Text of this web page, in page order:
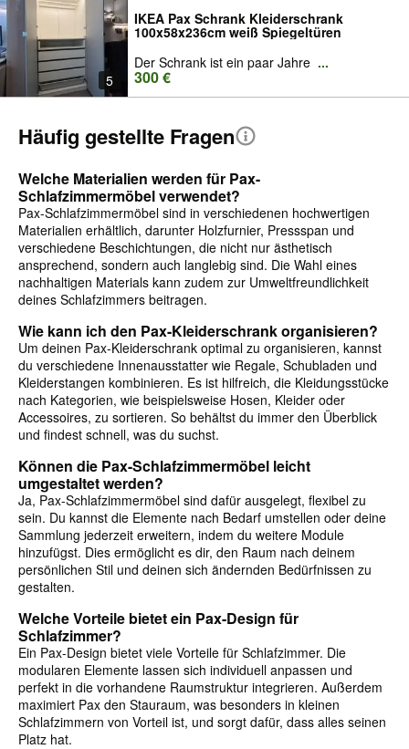
5
IKEA Pax Schrank Kleiderschrank
100x58x236cm weiß Spiegeltüren
Der Schrank ist ein paar Jahre ...
300 €
Häufig gestellte Fragen
Welche Materialien werden für Pax-
Schlafzimmermöbel verwendet?
Pax-Schlafzimmermöbel sind in verschiedenen hochwertigen
Materialien erhältlich, darunter Holzfurnier, Pressspan und
verschiedene Beschichtungen, die nicht nur ästhetisch
ansprechend, sondern auch langlebig sind. Die Wahl eines
nachhaltigen Materials kann zudem zur Umweltfreundlichkeit
deines Schlafzimmers beitragen.
Wie kann ich den Pax-Kleiderschrank organisieren?
Um deinen Pax-Kleiderschrank optimal zu organisieren, kannst
du verschiedene Innenausstatter wie Regale, Schubladen und
Kleiderstangen kombinieren. Es ist hilfreich, die Kleidungsstücke
nach Kategorien, wie beispielsweise Hosen, Kleider oder
Accessoires, zu sortieren. So behältst du immer den Überblick
und findest schnell, was du suchst.
Können die Pax-Schlafzimmermöbel leicht
umgestaltet werden?
Ja, Pax-Schlafzimmermöbel sind dafür ausgelegt, flexibel zu
sein. Du kannst die Elemente nach Bedarf umstellen oder deine
Sammlung jederzeit erweitern, indem du weitere Module
hinzufügst. Dies ermöglicht es dir, den Raum nach deinem
persönlichen Stil und deinen sich ändernden Bedürfnissen zu
gestalten.
Welche Vorteile bietet ein Pax-Design für
Schlafzimmer?
Ein Pax-Design bietet viele Vorteile für Schlafzimmer. Die
modularen Elemente lassen sich individuell anpassen und
perfekt in die vorhandene Raumstruktur integrieren. Außerdem
maximiert Pax den Stauraum, was besonders in kleinen
Schlafzimmern von Vorteil ist, und sorgt dafür, dass alles seinen
Platz hat.